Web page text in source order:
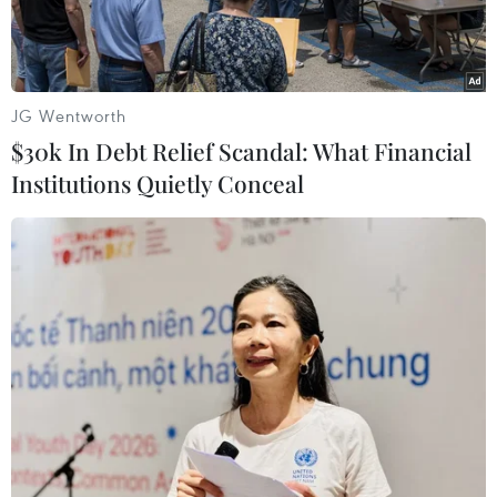
Moldova.
Các tuốc-bin tại trạm điện gió Novoazovsk ở vùng Donetsk,
Ukraine. (Ảnh: AFP/TTXVN)
Bộ trưởng Năng lượng Ukraine ngày 11/4 cho
biết nước này đã bắt đầu nối lại xuất khẩu điện
sang các nước châu Âu, một bước ngoặt lớn so
JG Wentworth
$30k In Debt Relief Scandal: What Financial
Institutions Quietly Conceal